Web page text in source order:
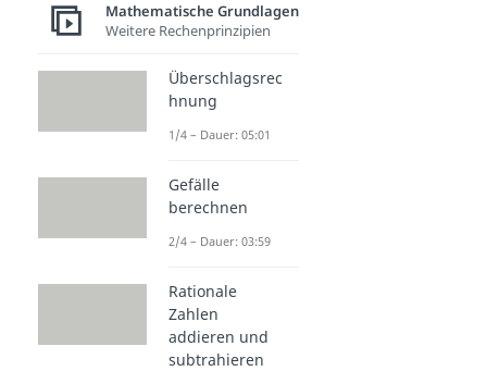
Mathematische Grundlagen
Weitere Rechenprinzipien
Überschlagsrec
hnung
1/4 – Dauer: 05:01
Gefälle
berechnen
2/4 – Dauer: 03:59
Rationale
Zahlen
addieren und
subtrahieren